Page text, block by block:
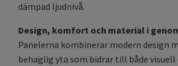
dämpad ljudnivå.
Design, komfort och material i
Panelerna kombinerar modern design
behaglig yta som bidrar till både visuell